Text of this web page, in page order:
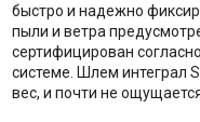
быстро и надежно
пыли и ветра
сертифицирован
системе. Шлем интеграл
вес, и почти не